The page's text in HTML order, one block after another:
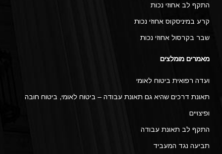
התקף לב אחוזי נכות
קרע במיניסקוס אחוזי נכות
שבר בקרסול אחוזי נכות
מאמרים מומלצים
ועדה רפואית ביטוח לאומי
תאונת דרכים שהיא גם תאונת עבודה – ביטוח לאומי, ביטוח חובה
ופיצויים
התקף לב תאונת עבודה
תביעה נגד המעביד